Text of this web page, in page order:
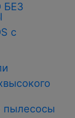
БЕЗ
с
пылесосы